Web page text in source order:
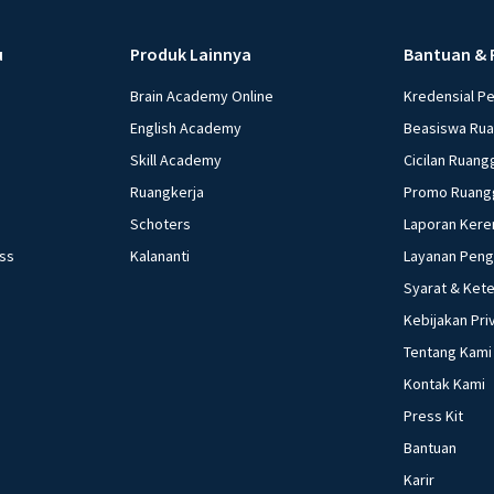
Produk Lainnya
Brain Academy Online
English Academy
Skill Academy
Ruangkerja
Schoters
Kalananti
Bantuan &
Kredensial
Beasiswa
Cicilan
Promo
Laporan
Layanan
Syarat &
Kebijakan
Tentang Kami
Kontak Kami
Press Kit
Bantuan
Karir